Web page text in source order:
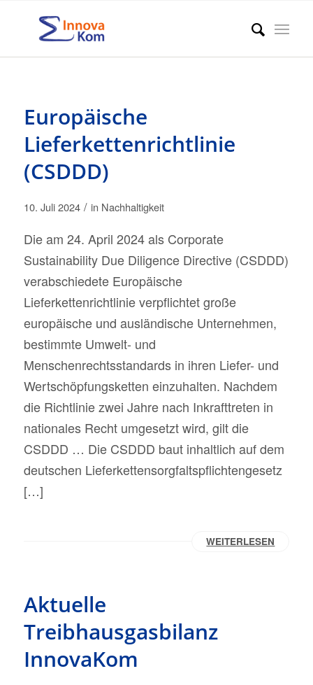
Europäische
Lieferkettenrichtlinie
(CSDDD)
10. Juli 2024 / in Nachhaltigkeit
Die am 24. April 2024 als Corporate
Sustainability Due Diligence Directive (CSDDD)
verabschiedete Europäische
Lieferkettenrichtlinie verpflichtet große
europäische und ausländische Unternehmen,
bestimmte Umwelt- und
Menschenrechtsstandards in ihren Liefer- und
Wertschöpfungsketten einzuhalten. Nachdem
die Richtlinie zwei Jahre nach Inkrafttreten in
nationales Recht umgesetzt wird, gilt die
CSDDD … Die CSDDD baut inhaltlich auf dem
deutschen Lieferkettensorgfaltspflichtengesetz
[…]
WEITERLESEN
Aktuelle
Treibhausgasbilanz
InnovaKom